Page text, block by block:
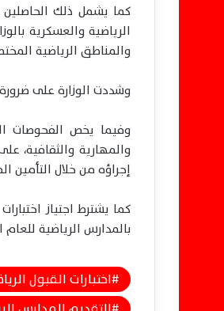
كما يشمل ذلك الحاصلين
الرياضية والعسكرية
والمناطق الرياضية
وشددت الوزارة على ضرورة
وفيما يخص الفحوصات
والمهارية والثقافية،
إجراؤه من خلال
كما يشترط اجتياز
بالمدارس الرياضية للعام
اختبارات القبول